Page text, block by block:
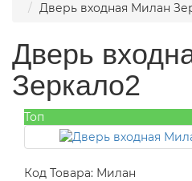
Дверь входная Милан
Дверь
Зеркало2
Топ
Код Товара: Милан